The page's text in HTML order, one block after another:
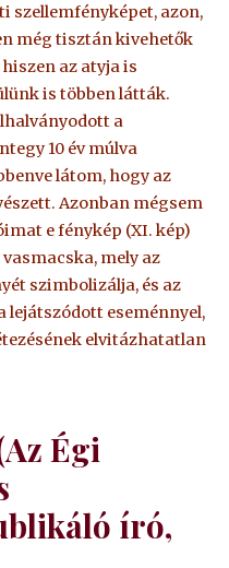
szellemfényképet, azon,
még tisztán kivehetők
az atyja is
is többen látták.
a
10 év múlva
látom, hogy az
Azonban mégsem
e fénykép (XI. kép)
mely az
szimbolizálja, és az
lejátszódott eseménnyel,
elvitázhatatlan
Égi
író,